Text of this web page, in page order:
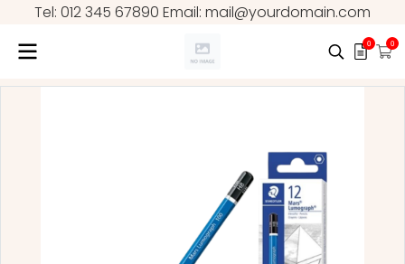
Tel: 012 345 67890 Email: mail@yourdomain.com
0 0